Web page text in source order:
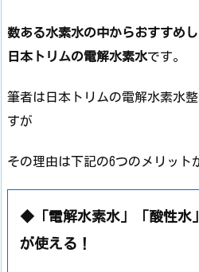
数ある水素水の中からおすすめ
日本トリムの電解水素水です。
筆者は日本トリムの電解水素水
すが
その理由は下記の6つのメリット
◆「電解水素水」「酸性水
が使える！